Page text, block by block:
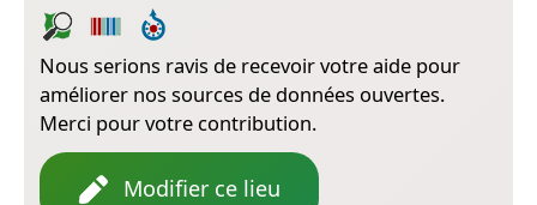
Nous serions ravis de recevoir votre aide pour
améliorer nos sources de données ouvertes.
Merci pour votre contribution.
Modifier ce lieu